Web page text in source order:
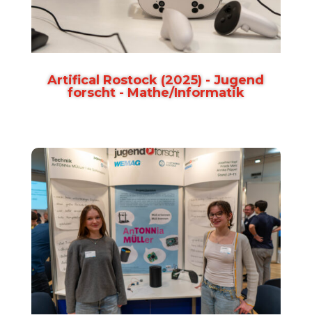
Artifical Rostock (2025) - Jugend
forscht - Mathe/Informatik